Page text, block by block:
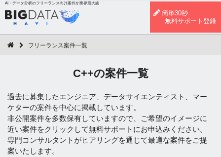
AI・データ分析のフリーランス向け案件が業界最大級
簡単30秒
無料サポート登録
フリーランス案件一覧
C++の案件一覧
過去に募集したエンジニア、データサイエンティスト、マー
ケターの案件を中心に掲載しています。
非公開案件を多数保有していますので、ご希望のイメージに
近い案件をクリックして無料サポートにお申込みください。
専門コンサルタントがヒアリングを通じて最適な案件をご提
案いたします。